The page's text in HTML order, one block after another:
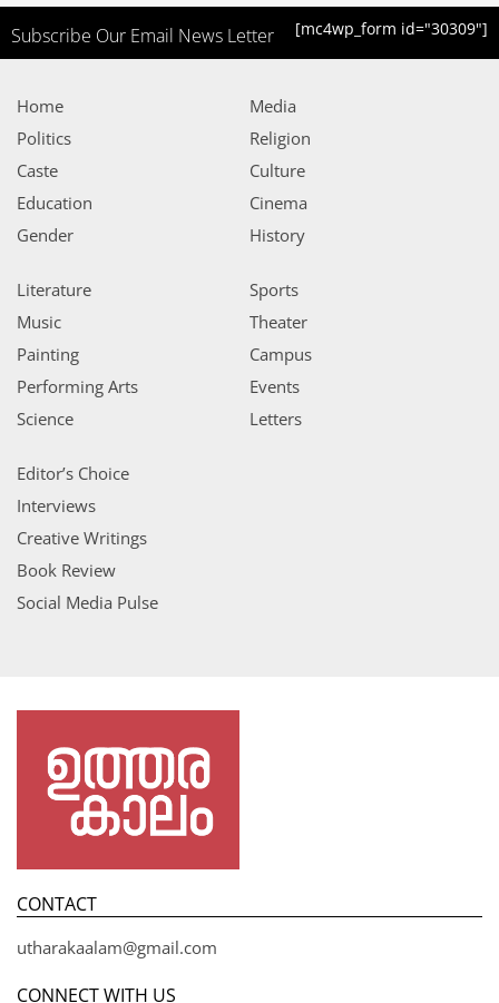
Subscribe Our Email News Letter [mc4wp_form id="30309"]
Home
Politics
Caste
Education
Gender
Media
Religion
Culture
Cinema
History
Literature
Music
Painting
Performing Arts
Science
Sports
Theater
Campus
Events
Letters
Editor’s Choice
Interviews
Creative Writings
Book Review
Social Media Pulse
CONTACT
utharakaalam@gmail.com
CONNECT WITH US